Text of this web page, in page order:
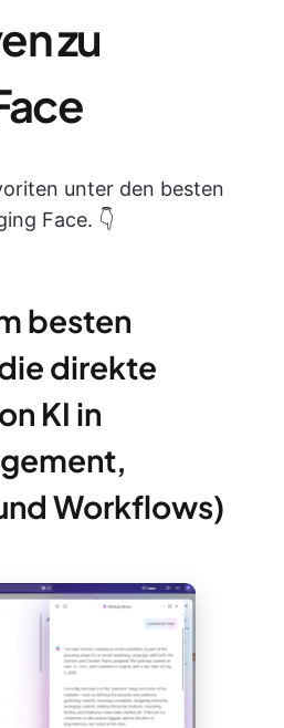
zu
unter den besten
Face. 👇
besten
direkte
KI in
Workflows)